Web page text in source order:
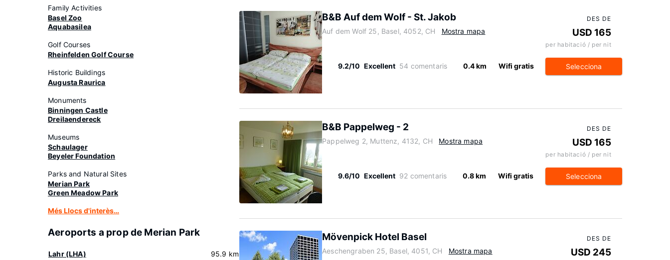
Family Activities
Basel Zoo
Aquabasilea
Golf Courses
Rheinfelden Golf Course
Historic Buildings
Augusta Raurica
Monuments
Binningen Castle
Dreilaendereck
Museums
Schaulager
Beyeler Foundation
Parks and Natural Sites
Merian Park
Green Meadow Park
Més Llocs d'interès…
Aeroports a prop de Merian Park
Lahr (LHA) 95.9 km
B&B Auf dem Wolf - St. Jakob
Auf dem Wolf 25, Basel, 4052, CH Mostra mapa
9.2/10 Excellent 54 comentaris 0.4 km Wifi gratis
DES DE
USD 165
per habitació / per nit
Selecciona
B&B Pappelweg - 2
Pappelweg 2, Muttenz, 4132, CH Mostra mapa
9.6/10 Excellent 92 comentaris 0.8 km Wifi gratis
DES DE
USD 165
per habitació / per nit
Selecciona
Mövenpick Hotel Basel
Aeschengraben 25, Basel, 4051, CH Mostra mapa
DES DE
USD 245